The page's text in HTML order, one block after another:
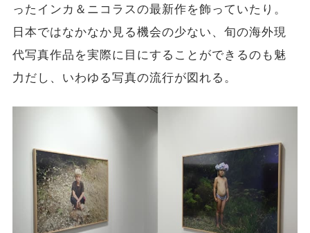
ったインカ＆ニコラスの最新作を飾っていたり。
日本ではなかなか見る機会の少ない、旬の海外現
代写真作品を実際に目にすることができるのも魅
力だし、いわゆる写真の流行が図れる。